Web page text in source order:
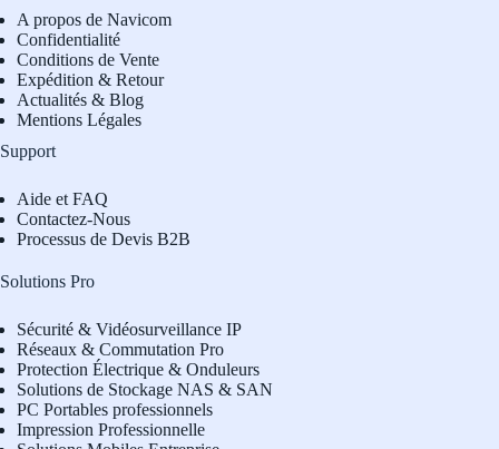
A propos de Navicom
Confidentialité
Conditions de Vente
Expédition & Retour
Actualités & Blog
Mentions Légales
Support
Aide et FAQ
Contactez-Nous
Processus de Devis B2B
Solutions Pro
Sécurité & Vidéosurveillance IP
Réseaux & Commutation Pro
Protection Électrique & Onduleurs
Solutions de Stockage NAS & SAN
PC Portables professionnels
Impression Professionnelle